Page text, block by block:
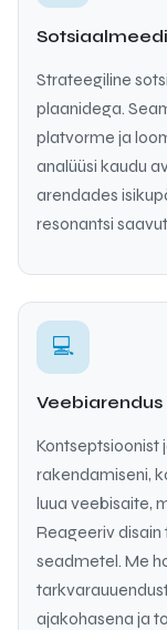
Strateegiline
plaanidega.
platvorme ja
analüüsi kaudu
arendades
resonantsi
💻
Veebiarendus
Kontseptsioonist
rakendamiseni,
luua veebisaite,
Reageeriv
seadmetel. Me
ajakohasena ja